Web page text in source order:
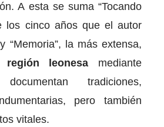
A esta se suma “Tocando
los cinco años que el autor
“Memoria”, la más extensa,
región leonesa mediante
tradiciones,
pero también
vitales.